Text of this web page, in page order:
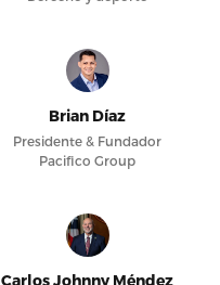
Brian Díaz
Presidente & Fundador
Pacifico Group
Carlos Johnny Méndez